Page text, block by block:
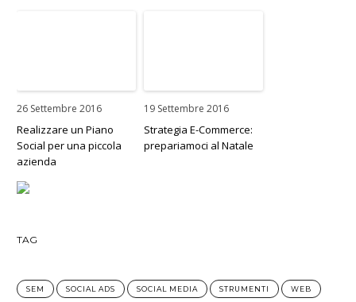
26 Settembre 2016
Realizzare un Piano
Social per una piccola
azienda
19 Settembre 2016
Strategia E-Commerce:
prepariamoci al Natale
TAG
SEM SOCIAL ADS SOCIAL MEDIA STRUMENTI WEB